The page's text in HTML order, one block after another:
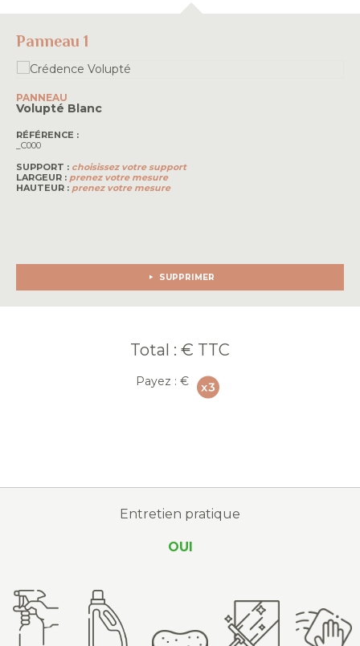
Panneau 1
PANNEAU
Volupté Blanc
RÉFÉRENCE :
_C000
SUPPORT : choisissez votre support
LARGEUR : prenez votre mesure
HAUTEUR : prenez votre mesure
SUPPRIMER
Total : € TTC
Payez :€
Entretien pratique
OUI